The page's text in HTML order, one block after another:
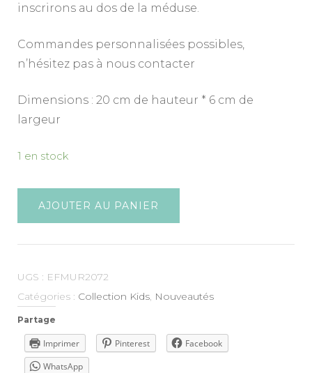
inscrirons au dos de la méduse.
Commandes personnalisées possibles,
n’hésitez pas à nous contacter
Dimensions : 20 cm de hauteur * 6 cm de
largeur
1 en stock
AJOUTER AU PANIER
UGS : EFMUR2072
Catégories : Collection Kids, Nouveautés
Partage
Imprimer Pinterest
Facebook
WhatsApp